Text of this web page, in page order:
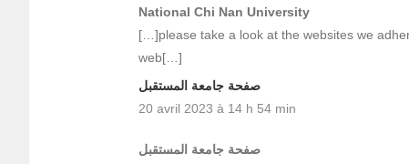
National Chi Nan University
[…]please take a look at the websites we
web[…]
صفحة جامعة المستقبل
20 avril 2023 à 14 h 54 min
صفحة جامعة المستقبل